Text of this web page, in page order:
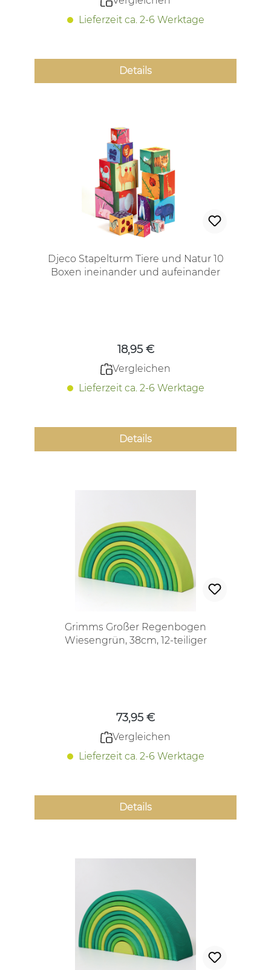
Lieferzeit ca. 2-6 Werktage
Details
Djeco Stapelturm Tiere und Natur 10
Boxen ineinander und aufeinander
18,95 €
Vergleichen
Lieferzeit ca. 2-6 Werktage
Details
Grimms Großer Regenbogen
Wiesengrün, 38cm, 12-teiliger
73,95 €
Vergleichen
Lieferzeit ca. 2-6 Werktage
Details